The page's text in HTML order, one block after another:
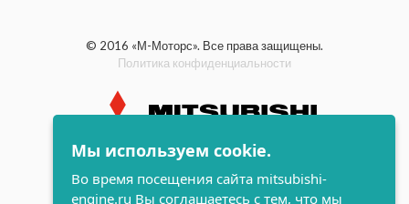
© 2016 «М-Моторс». Все права защищены.
Политика конфиденциальности
индустриальные и морские
дизельные двигатели Mitsubishi
Мы используем cookie.
Во время посещения сайта mitsubishi-
engine.ru Вы соглашаетесь с тем, что мы